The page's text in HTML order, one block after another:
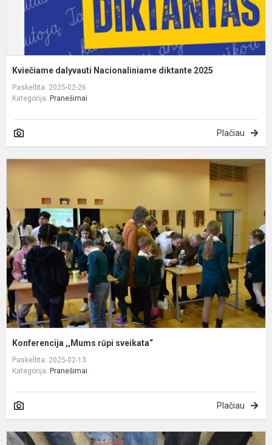
Kviečiame dalyvauti Nacionaliniame diktante 2025
Paskelbta: 2025-02-26
Kategorija: Pranešimai
Plačiau
Konferencija ,,Mums rūpi sveikata“
Paskelbta: 2025-02-13
Kategorija: Pranešimai
Plačiau